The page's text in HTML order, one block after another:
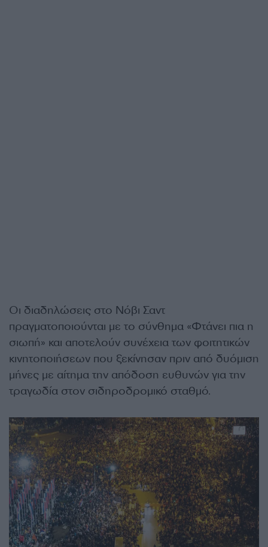
Οι διαδηλώσεις στο Νόβι Σαντ
πραγματοποιούνται με το σύνθημα «Φτάνει πια η
σιωπή» και αποτελούν συνέχεια των φοιτητικών
κινητοποιήσεων που ξεκίνησαν πριν από δυόμιση
μήνες με αίτημα την απόδοση ευθυνών για την
τραγωδία στον σιδηροδρομικό σταθμό.